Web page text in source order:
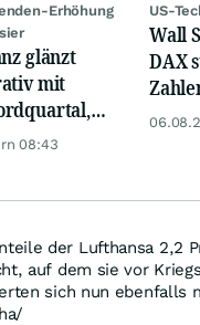
Erhöhung
glänzt
mit
Kosten
08:43
US-
Wall
DAX
der Lufthansa 2,2
auf dem sie vor
sich nun ebenfalls